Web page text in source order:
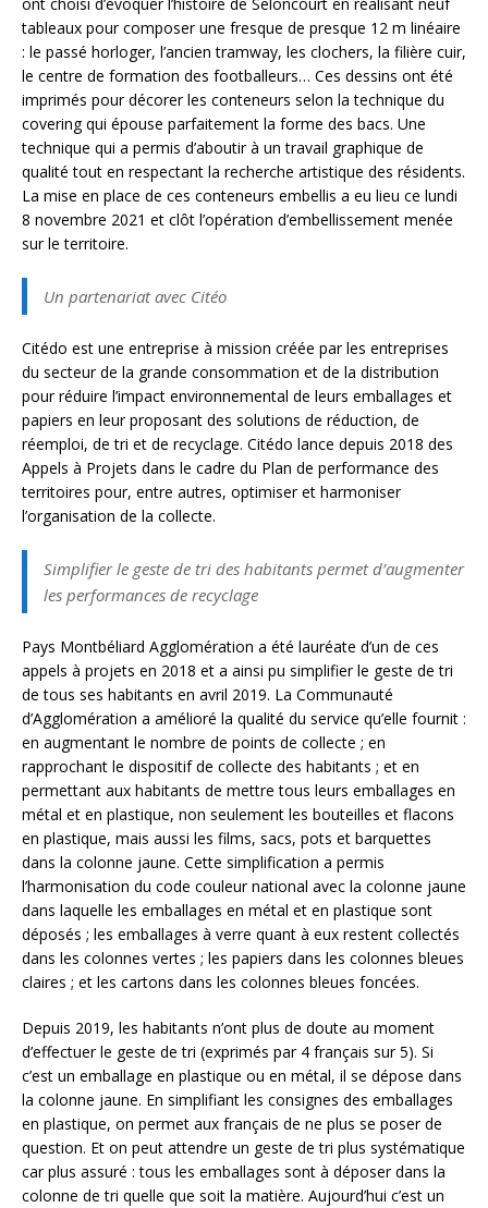
tableaux pour composer une fresque de presque 12 m linéaire
: le passé horloger, l’ancien tramway, les clochers, la filière cuir,
le centre de formation des footballeurs… Ces dessins ont été
imprimés pour décorer les conteneurs selon la technique du
covering qui épouse parfaitement la forme des bacs. Une
technique qui a permis d’aboutir à un travail graphique de
qualité tout en respectant la recherche artistique des résidents.
La mise en place de ces conteneurs embellis a eu lieu ce lundi
8 novembre 2021 et clôt l’opération d’embellissement menée
sur le territoire.
Un partenariat avec Citéo
Citédo est une entreprise à mission créée par les entreprises
du secteur de la grande consommation et de la distribution
pour réduire l’impact environnemental de leurs emballages et
papiers en leur proposant des solutions de réduction, de
réemploi, de tri et de recyclage. Citédo lance depuis 2018 des
Appels à Projets dans le cadre du Plan de performance des
territoires pour, entre autres, optimiser et harmoniser
l’organisation de la collecte.
Simplifier le geste de tri des habitants permet d’augmenter
les performances de recyclage
Pays Montbéliard Agglomération a été lauréate d’un de ces
appels à projets en 2018 et a ainsi pu simplifier le geste de tri
de tous ses habitants en avril 2019. La Communauté
d’Agglomération a amélioré la qualité du service qu’elle fournit :
en augmentant le nombre de points de collecte ; en
rapprochant le dispositif de collecte des habitants ; et en
permettant aux habitants de mettre tous leurs emballages en
métal et en plastique, non seulement les bouteilles et flacons
en plastique, mais aussi les films, sacs, pots et barquettes
dans la colonne jaune. Cette simplification a permis
l’harmonisation du code couleur national avec la colonne jaune
dans laquelle les emballages en métal et en plastique sont
déposés ; les emballages à verre quant à eux restent collectés
dans les colonnes vertes ; les papiers dans les colonnes bleues
claires ; et les cartons dans les colonnes bleues foncées.
Depuis 2019, les habitants n’ont plus de doute au moment
d’effectuer le geste de tri (exprimés par 4 français sur 5). Si
c’est un emballage en plastique ou en métal, il se dépose dans
la colonne jaune. En simplifiant les consignes des emballages
en plastique, on permet aux français de ne plus se poser de
question. Et on peut attendre un geste de tri plus systématique
car plus assuré : tous les emballages sont à déposer dans la
colonne de tri quelle que soit la matière. Aujourd’hui c’est un